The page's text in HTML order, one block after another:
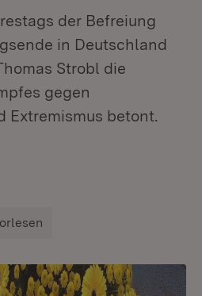
der Befreiung
in Deutschland
Strobl die
gegen
Extremismus betont.